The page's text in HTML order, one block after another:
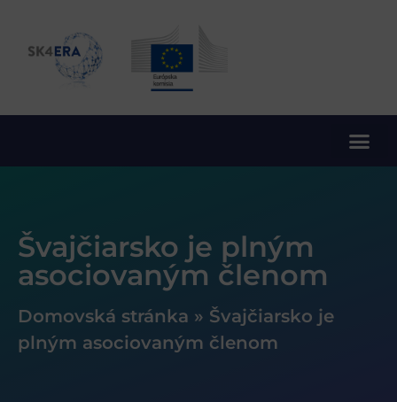
Švajčiarsko je plným
asociovaným členom
Domovská stránka » Švajčiarsko je
plným asociovaným členom